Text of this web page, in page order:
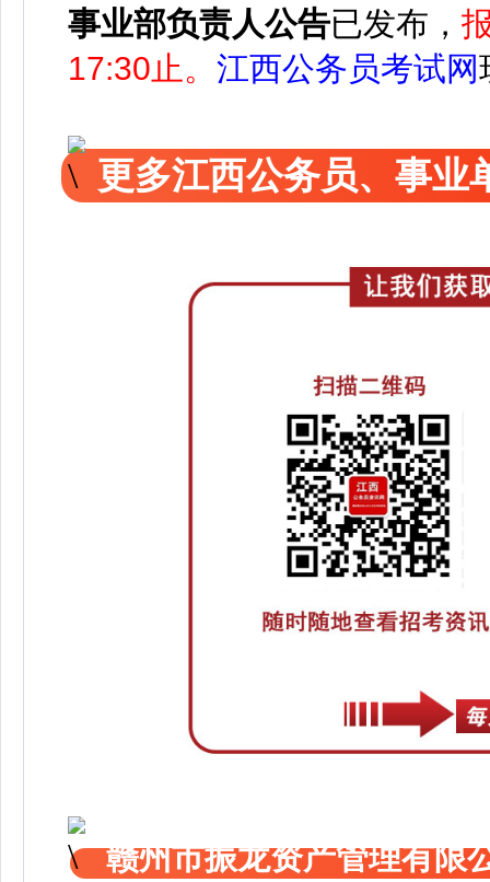
事业部负责人公告已发布，
17:30止。 江西公务员考试网
更多江西公务员、事业
赣州市振龙资产管理有限